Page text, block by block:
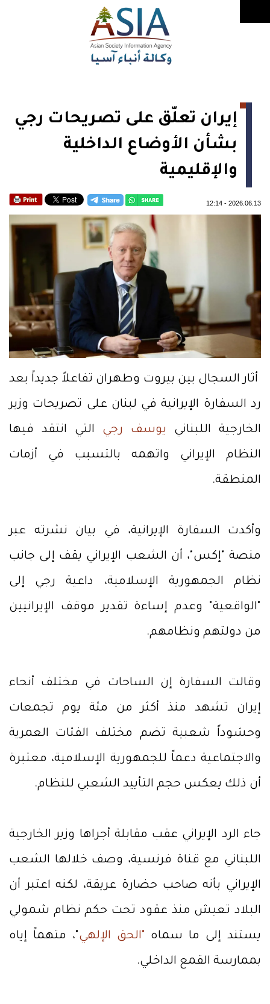
إيران تعلّق على تصريحات رجي
بشأن الأوضاع الداخلية
والإقليمية
2026.06.13
-
12:14
أثار السجال بين بيروت وطهران تفاعلاً جديداً بعد
رد السفارة الإيرانية في لبنان على تصريحات وزير
الخارجية اللبناني يوسف رجي التي انتقد فيها
النظام الإيراني واتهمه بالتسبب في أزمات
المنطقة.
وأكدت السفارة الإيرانية، في بيان نشرته عبر
منصة "إكس"، أن الشعب الإيراني يقف إلى جانب
نظام الجمهورية الإسلامية، داعية رجي إلى
"الواقعية" وعدم إساءة تقدير موقف الإيرانيين
من دولتهم ونظامهم.
وقالت السفارة إن الساحات في مختلف أنحاء
إيران تشهد منذ أكثر من مئة يوم تجمعات
وحشوداً شعبية تضم مختلف الفئات العمرية
والاجتماعية دعماً للجمهورية الإسلامية، معتبرة
أن ذلك يعكس حجم التأييد الشعبي للنظام.
جاء الرد الإيراني عقب مقابلة أجراها وزير الخارجية
اللبناني مع قناة فرنسية، وصف خلالها الشعب
الإيراني بأنه صاحب حضارة عريقة، لكنه اعتبر أن
البلاد تعيش منذ عقود تحت حكم نظام شمولي
يستند إلى ما سماه "الحق الإلهي"، متهماً إياه
بممارسة القمع الداخلي.